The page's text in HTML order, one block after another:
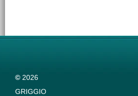
© 2026
GRIGGIO